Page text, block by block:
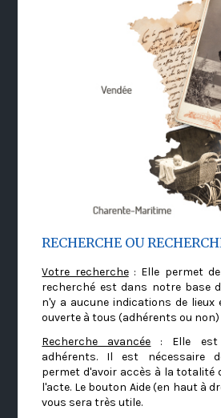
RECHERCHE OU
Votre recherche: Elle permet
recherché est dans notre base
n'y a aucune indications de lieux
ouverte à tous (adhérents ou non)
Recherche avancée : Elle est
adhérents. Il est nécessaire
permet d'avoir accès à la totalité
l'acte. Le bouton Aide (en haut à
vous sera très utile.